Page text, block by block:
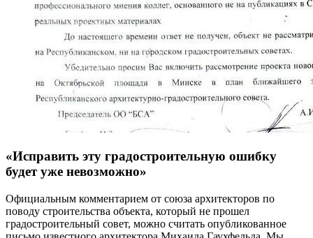
«Исправить эту градостроительную ошибку
будет уже невозможно»
Официальным комментарием от союза архитекторов по
поводу строительства объекта, который не прошел
градостроительный совет, можно считать опубликованное